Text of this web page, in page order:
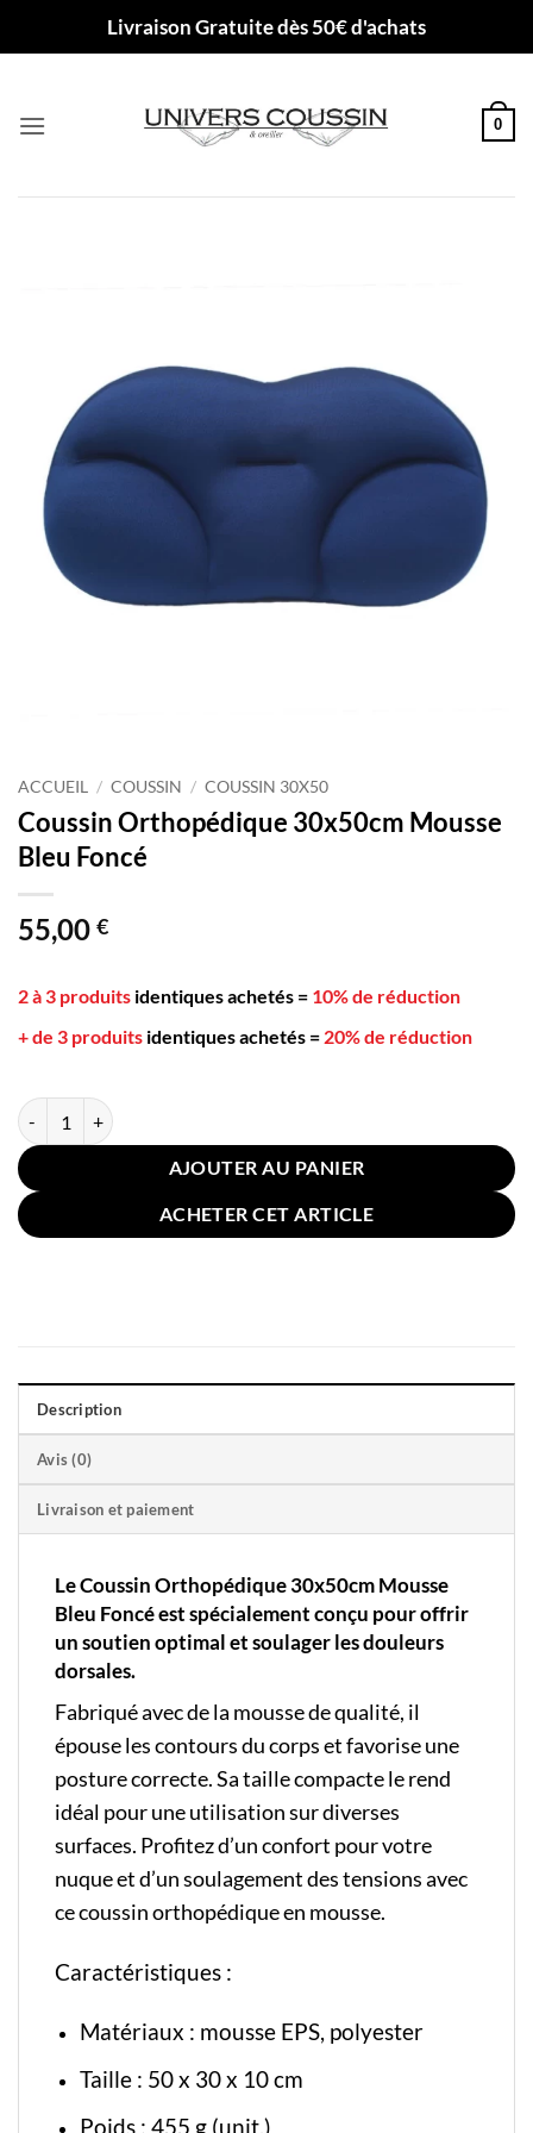
Livraison Gratuite dès 50€ d'achats
0
ACCUEIL / COUSSIN / COUSSIN 30X50
Coussin Orthopédique 30x50cm Mousse
Bleu Foncé
55,00 €
2 à 3 produits identiques achetés = 10% de réduction
+ de 3 produits identiques achetés = 20% de réduction
quantité de Coussin Orthopédique 30x50cm Mousse Bleu Foncé
AJOUTER AU PANIER
ACHETER CET ARTICLE
Description
Avis (0)
Livraison et paiement
Le Coussin Orthopédique 30x50cm Mousse
Bleu Foncé est spécialement conçu pour offrir
un soutien optimal et soulager les douleurs
dorsales.
Fabriqué avec de la mousse de qualité, il
épouse les contours du corps et favorise une
posture correcte. Sa taille compacte le rend
idéal pour une utilisation sur diverses
surfaces. Profitez d’un confort pour votre
nuque et d’un soulagement des tensions avec
ce coussin orthopédique en mousse.
Caractéristiques :
Matériaux : mousse EPS, polyester
Taille : 50 x 30 x 10 cm
Poids : 455 g (unit.)